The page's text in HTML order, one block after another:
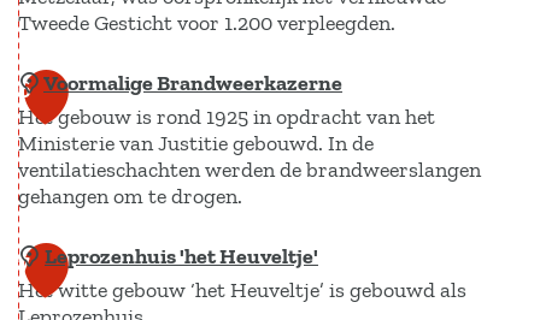
i
z
e
n
e
r
V
e
e
n
h
u
i
i
c
i
t
e
i
t
s
c
e
t
j
e
s
p
l
e
i
n
Tweede Gesticht voor 1.200 verpleegden.
P
e
n
i
t
e
n
6 Voormalige Brandweerkazerne
Het gebouw is rond 1925 in opdracht van het
Ministerie van Justitie gebouwd. In de
ventilatieschachten werden de brandweerslangen
gehangen om te drogen.
V
o
7 Leprozenhuis 'het Heuveltje'
Het witte gebouw ‘het Heuveltje’ is gebouwd als